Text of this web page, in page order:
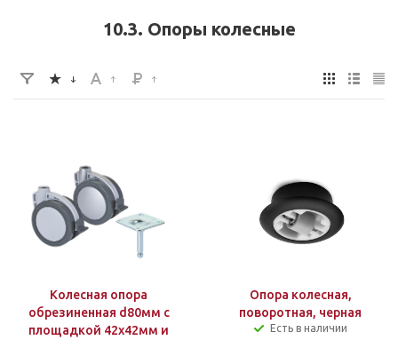
10.3. Опоры колесные
Колесная опора
обрезиненная d80мм с
площадкой 42х42мм и
Опора колесная,
поворотная, черная
Есть в наличии